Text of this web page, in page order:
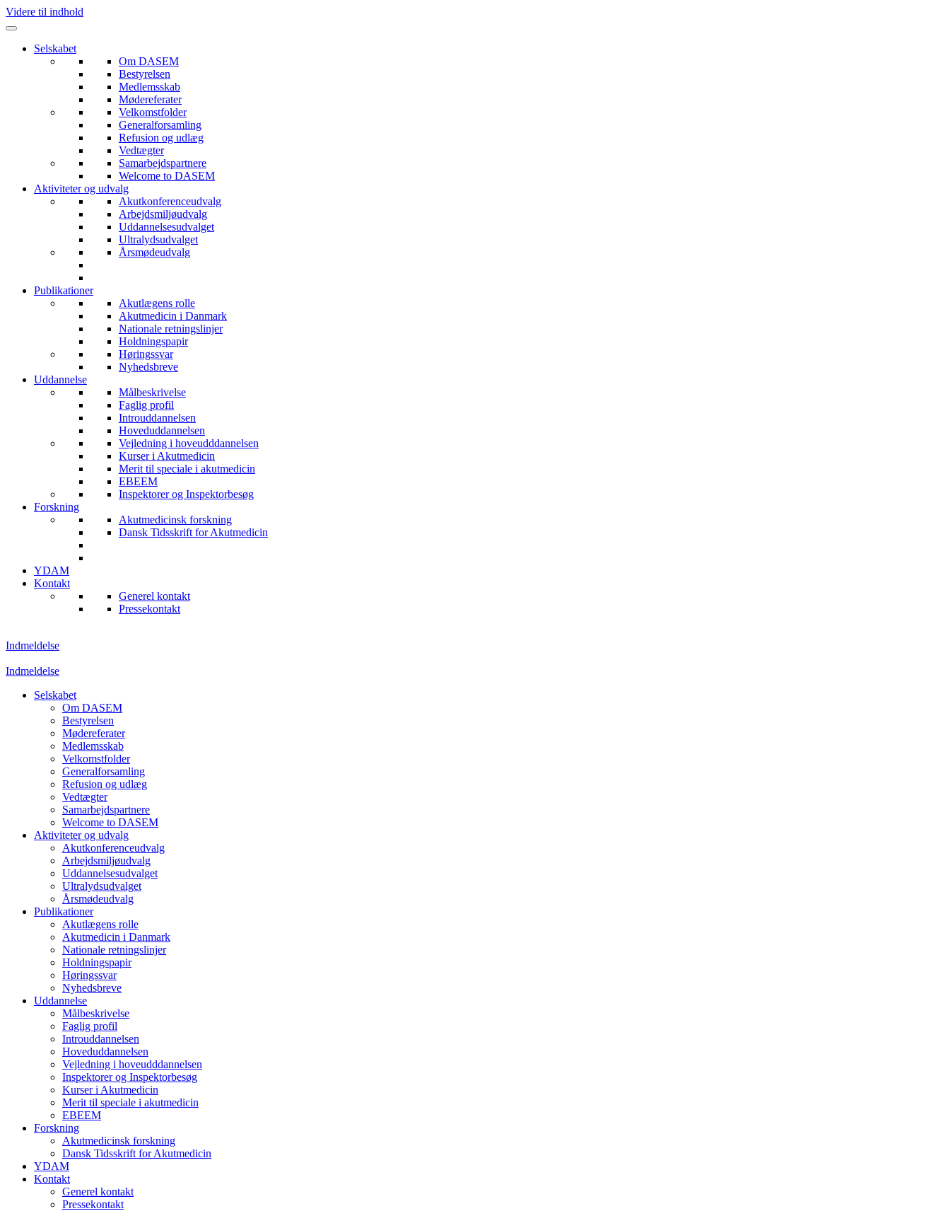
Videre til indhold
Selskabet
Om DASEM
Bestyrelsen
Medlemsskab
Mødereferater
Velkomstfolder
Generalforsamling
Refusion og udlæg
Vedtægter
Samarbejdspartnere
Welcome to DASEM
Aktiviteter og udvalg
Akutkonferenceudvalg
Arbejdsmiljøudvalg
Uddannelsesudvalget
Ultralydsudvalget
Årsmødeudvalg
Publikationer
Akutlægens rolle
Akutmedicin i Danmark
Nationale retningslinjer
Holdningspapir
Høringssvar
Nyhedsbreve
Uddannelse
Målbeskrivelse
Faglig profil
Introuddannelsen
Hoveduddannelsen
Vejledning i hoveudddannelsen
Kurser i Akutmedicin
Merit til speciale i akutmedicin
EBEEM
Inspektorer og Inspektorbesøg
Forskning
Akutmedicinsk forskning
Dansk Tidsskrift for Akutmedicin
YDAM
Kontakt
Generel kontakt
Pressekontakt
Indmeldelse
Indmeldelse
Selskabet
Om DASEM
Bestyrelsen
Mødereferater
Medlemsskab
Velkomstfolder
Generalforsamling
Refusion og udlæg
Vedtægter
Samarbejdspartnere
Welcome to DASEM
Aktiviteter og udvalg
Akutkonferenceudvalg
Arbejdsmiljøudvalg
Uddannelsesudvalget
Ultralydsudvalget
Årsmødeudvalg
Publikationer
Akutlægens rolle
Akutmedicin i Danmark
Nationale retningslinjer
Holdningspapir
Høringssvar
Nyhedsbreve
Uddannelse
Målbeskrivelse
Faglig profil
Introuddannelsen
Hoveduddannelsen
Vejledning i hoveudddannelsen
Inspektorer og Inspektorbesøg
Kurser i Akutmedicin
Merit til speciale i akutmedicin
EBEEM
Forskning
Akutmedicinsk forskning
Dansk Tidsskrift for Akutmedicin
YDAM
Kontakt
Generel kontakt
Pressekontakt